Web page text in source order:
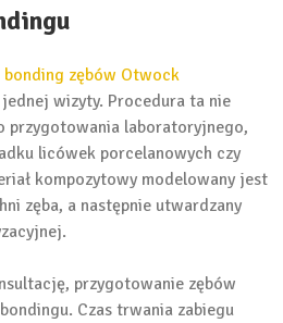
bonding zębów Otwock
wizyty. Procedura ta nie
przygotowania laboratoryjnego,
licówek porcelanowych czy
kompozytowy modelowany jest
zęba, a następnie utwardzany
przygotowanie zębów
Czas trwania zabiegu